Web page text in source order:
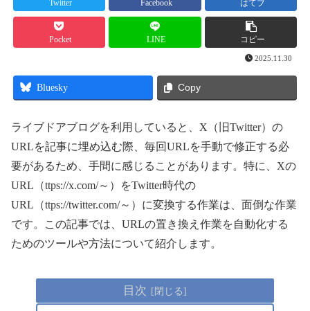
Twitter Facebook はてブ
Pocket LINE コピー
2025.11.30
Bluesky Copy
ライブドアブログを利用していると、X（旧Twitter）の
URLを記事に埋め込む際、毎回URLを手動で修正する必
要があるため、手間に感じることがあります。特に、Xの
URL（ttps://x.com/～）をTwitter時代の
URL（ttps://twitter.com/～）に変換する作業は、面倒な作業
です。この記事では、URLの置き換え作業を自動化する
ためのツールや方法について紹介します。
目次